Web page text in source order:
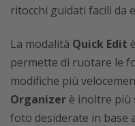
ritocchi guidati facili da
La modalità Quick Edit
permette di ruotare le
modifiche più
Organizer è inoltre più
foto desiderate in base